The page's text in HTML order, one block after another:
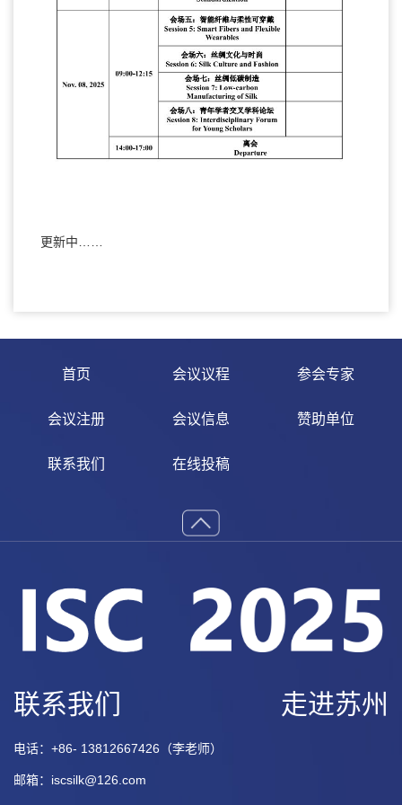
更新中……
首页 会议议程 参会专家
会议注册 会议信息 赞助单位
联系我们 在线投稿
联系我们 走进苏州
电话：+86- 13812667426（李老师）
邮箱：iscsilk@126.com